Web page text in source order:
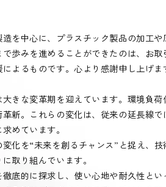
を中心に、プラスチック製品の加工
歩みを進めることができたのは、お
よるものです。心より感謝申し上げま
きな変革期を迎えています。環境負
新。これらの変化は、従来の延長線
めています。
化を“未来を創るチャンス”と捉え、
取り組んでいます。
底的に探求し、使い心地や耐久性と